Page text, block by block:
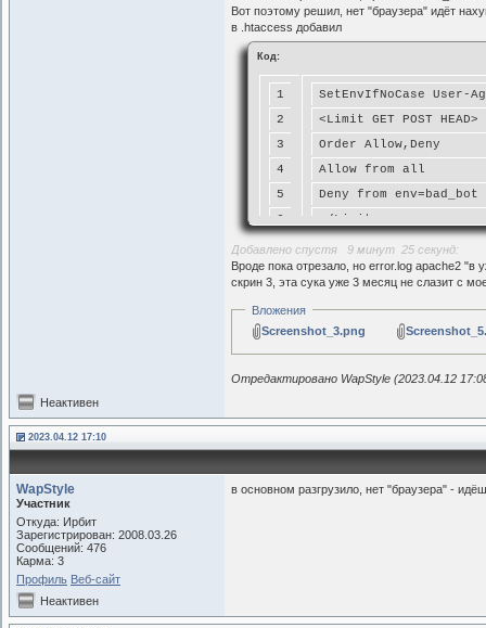
Вот поэтому решил, нет "браузера" идёт
в .htaccess добавил
Код:
1
2
3
4
5
6
SetEnvIfNoCase User-
<Limit GET POST HEAD>
Order Allow,Deny
Allow from all
Deny from env=bad_bot
</Limit>
Добавлено спустя 9 минут 25 секунд:
Вроде пока отрезало, но error.log apache2 "в
скрин 3, эта сука уже 3 месяц не слазит с
Вложения
Screenshot_3.png
Отредактировано WapStyle (2023.04.12
Неактивен
2023.04.12 17:10
WapStyle
Участник
Откуда: Ирбит
Зарегистрирован: 2008.03.26
Сообщений: 476
Карма: 3
Профиль Веб-сайт
в основном разгрузило, нет "браузера" -
Неактивен